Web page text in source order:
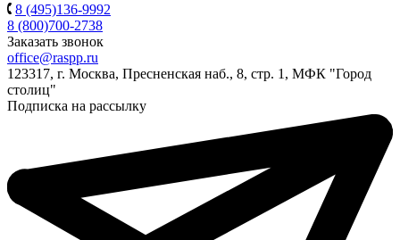
8 (495)136-9992
8 (800)700-2738
Заказать звонок
office@raspp.ru
123317, г. Москва, Пресненская наб., 8, стр. 1, МФК "Город
столиц"
Подписка на рассылку